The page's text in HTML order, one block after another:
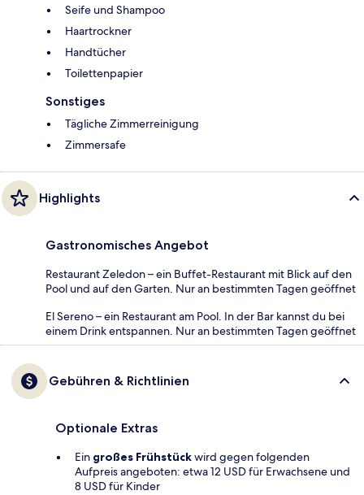
Seife und Shampoo
Haartrockner
Handtücher
Toilettenpapier
Sonstiges
Tägliche Zimmerreinigung
Zimmersafe
Highlights
Gastronomisches Angebot
Restaurant Zeledon – ein Buffet-Restaurant mit Blick auf den
Pool und auf den Garten. Nur an bestimmten Tagen geöffnet
El Sereno – ein Restaurant am Pool. In der Bar kannst du bei
einem Drink entspannen. Nur an bestimmten Tagen geöffnet
Gebühren & Richtlinien
Optionale Extras
Ein großes Frühstückwird gegen folgenden
Aufpreis angeboten: etwa 12 USD für Erwachsene und
8 USD für Kinder